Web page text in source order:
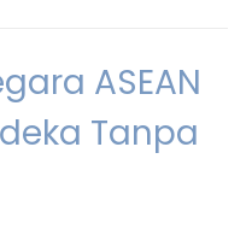
ASEAN
Tanpa